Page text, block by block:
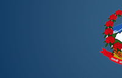
Skip to
main